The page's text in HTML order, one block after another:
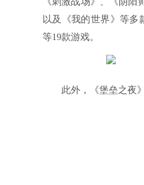
以及《我的世界》等多
等19款游戏。
此外，《堡垒之夜》